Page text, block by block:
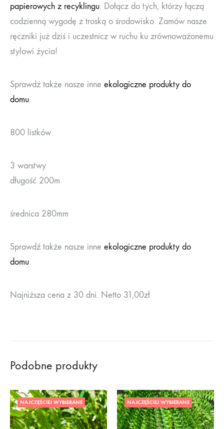
papierowych z recyklingu. Dołącz do tych, którzy łączą
codzienną wygodę z troską o środowisko. Zamów nasze
ręczniki już dziś i uczestnicz w ruchu ku zrównoważonemu
stylowi życia!
Sprawdź także nasze inne ekologiczne produkty do
domu.
800 listków
3 warstwy
długość 200m
średnica 280mm
Sprawdź także nasze inne ekologiczne produkty do
domu.
Najniższa cena z 30 dni. Netto 31,00zł
Podobne produkty
NAJCZĘŚCIEJ WYBIERANE NAJCZĘŚCIEJ WYBIERANE